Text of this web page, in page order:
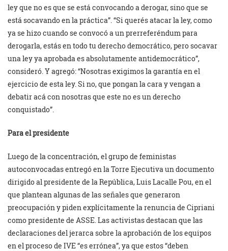
ley que no es que se está convocando a derogar, sino que se
está socavando en la práctica”. “Si querés atacar la ley, como
ya se hizo cuando se convocó a un prerreferéndum para
derogarla, estás en todo tu derecho democrático, pero socavar
una ley ya aprobada es absolutamente antidemocrático”,
consideró. Y agregó: “Nosotras exigimos la garantía en el
ejercicio de esta ley. Si no, que pongan la cara y vengan a
debatir acá con nosotras que este no es un derecho
conquistado”.
Para el presidente
Luego de la concentración, el grupo de feministas
autoconvocadas entregó en la Torre Ejecutiva un documento
dirigido al presidente de la República, Luis Lacalle Pou, en el
que plantean algunas de las señales que generaron
preocupación y piden explícitamente la renuncia de Cipriani
como presidente de ASSE. Las activistas destacan que las
declaraciones del jerarca sobre la aprobación de los equipos
en el proceso de IVE “es errónea”, ya que estos “deben